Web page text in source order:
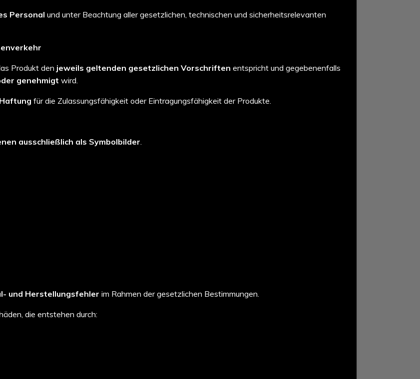
Personal und unter Beachtung aller gesetzlichen, technischen und sicherheitsrelevanten
Produkt den jeweils geltenden gesetzlichen Vorschriften entspricht und gegebenenfalls
genehmigt wird.
für die Zulassungsfähigkeit oder Eintragungsfähigkeit der Produkte.
ausschließlich als Symbolbilder.
und Herstellungsfehler im Rahmen der gesetzlichen Bestimmungen.
die entstehen durch: